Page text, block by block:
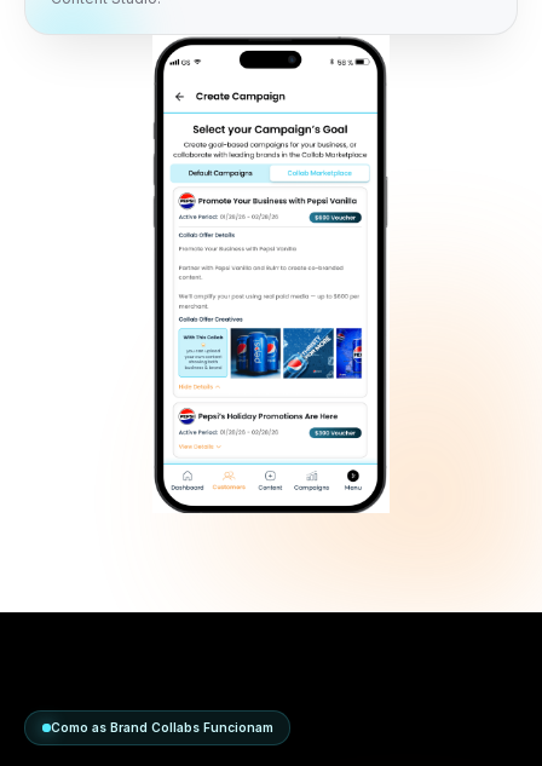
Campanhas
Collabs de marcas podem se tornar campanhas
prontas para lançar dentro do mecanismo de
campanhas do Rulrr.
Criação de Conteúdo
Use a direção criativa apoiada por marcas e
conteúdo focado em produtos dentro do AI
Content Studio.